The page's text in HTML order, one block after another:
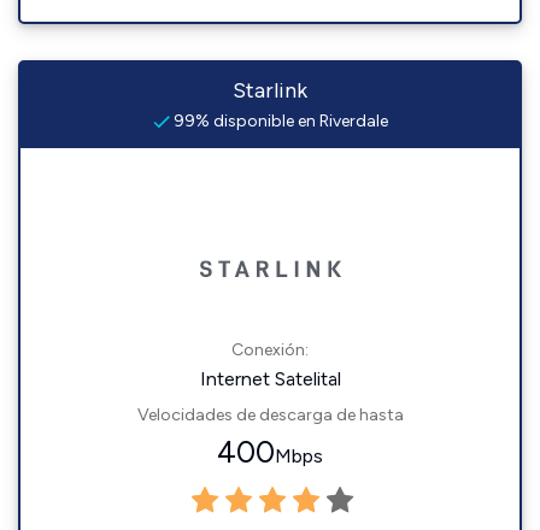
Starlink
99% disponible en Riverdale
Conexión:
Internet Satelital
Velocidades de descarga de hasta
400Mbps